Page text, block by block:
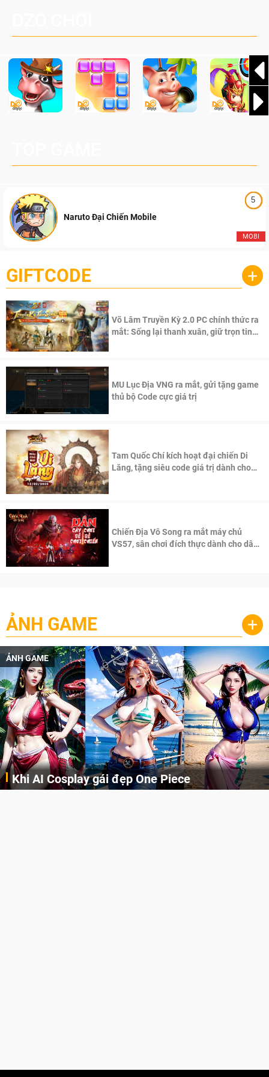
5
MOBI
Naruto Đại Chiến Mobile
GIFTCODE +
Võ Lâm Truyền Kỳ 2.0 PC chính thức ra
mắt: Sống lại thanh xuân, giữ trọn tinh
MU Lục Địa VNG ra mắt, gửi tặng game
thủ bộ Code cực giá trị
Tam Quốc Chí kích hoạt đại chiến Di
Lăng, tặng siêu code giá trị dành cho
Chiến Địa Vô Song ra mắt máy chủ
VS57, sân chơi đích thực dành cho dân
ẢNH GAME +
ẢNH GAME
Khi AI Cosplay gái đẹp One Piece